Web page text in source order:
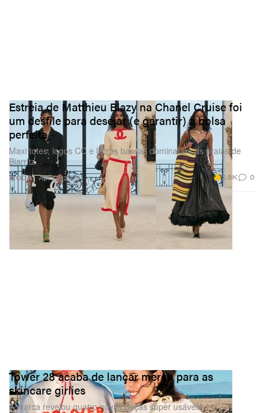
MODA
Estreia de Matthieu Blazy na Chanel Cruise foi
um desfile para desejar (e garantir) a bolsa
perfeita
Maxi totes, logos CC e listras bascas dominaram as praias de
Biarritz.
Apr 28, 2026 2.8K 0
Tower 28 acaba de lançar merch para as
skincare girlies
A marca revelou quatro novas peças super usáveis.